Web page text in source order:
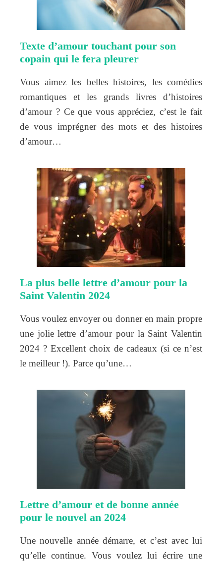
Texte d’amour touchant pour son
copain qui le fera pleurer
Vous aimez les belles histoires, les comédies
romantiques et les grands livres d’histoires
d’amour ? Ce que vous appréciez, c’est le fait
de vous imprégner des mots et des histoires
d’amour…
La plus belle lettre d’amour pour la
Saint Valentin 2024
Vous voulez envoyer ou donner en main propre
une jolie lettre d’amour pour la Saint Valentin
2024 ? Excellent choix de cadeaux (si ce n’est
le meilleur !). Parce qu’une…
Lettre d’amour et de bonne année
pour le nouvel an 2024
Une nouvelle année démarre, et c’est avec lui
qu’elle continue. Vous voulez lui écrire une